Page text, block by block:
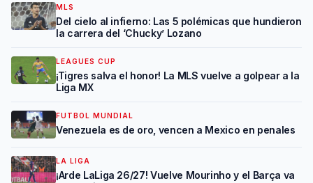
MLS
Del cielo al infierno: Las 5 polémicas que hundieron
la carrera del ‘Chucky’ Lozano
LEAGUES CUP
¡Tigres salva el honor! La MLS vuelve a golpear a la
Liga MX
FUTBOL MUNDIAL
Venezuela es de oro, vencen a Mexico en penales
LA LIGA
¡Arde LaLiga 26/27! Vuelve Mourinho y el Barça va